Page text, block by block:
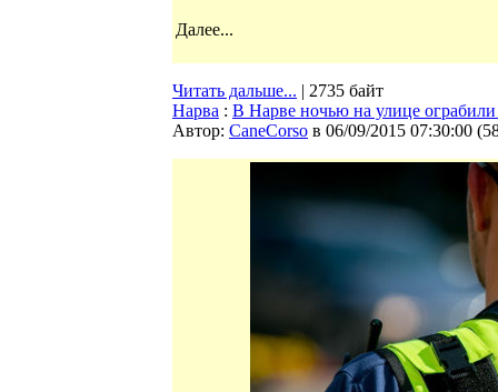
Далее...
Читать дальше... | 2735 байт
Нарва : В Нарве ночью на улице ограбили
Автор: CaneCorso в 06/09/2015 07:30:00 (